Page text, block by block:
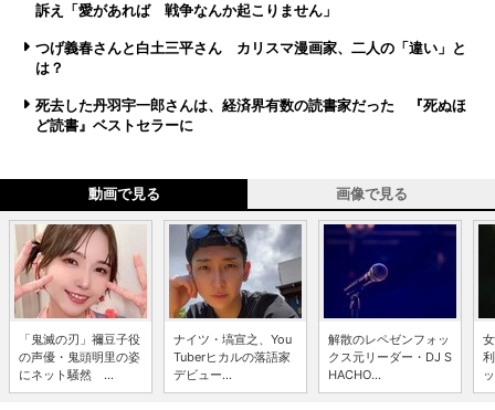
訴え「愛があれば 戦争なんか起こりません」
つげ義春さんと白土三平さん カリスマ漫画家、二人の「違い」と
は？
死去した丹羽宇一郎さんは、経済界有数の読書家だった 『死ぬほ
ど読書』ベストセラーに
動画で見る 画像で見る
「鬼滅の刃」禰豆子役
の声優・鬼頭明里の姿
にネット騒然 ...
ナイツ・塙宣之、You
Tuberヒカルの落語家
デビュー...
解散のレペゼンフォッ
クス元リーダー・DJ S
HACHO...